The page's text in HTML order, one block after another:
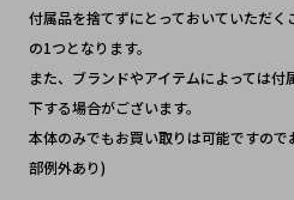
付属品を捨てずにとっておいていただ
の1つとなります。
また、ブランドやアイテムによっては
下する場合がございます。
本体のみでもお買い取りは可能ですの
部例外あり)